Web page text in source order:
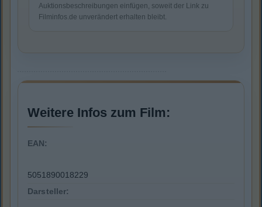
Auktionsbeschreibungen einfügen, soweit der Link zu
Filminfos.de unverändert erhalten bleibt.
Weitere Infos zum Film:
EAN:
5051890018229
Darsteller: